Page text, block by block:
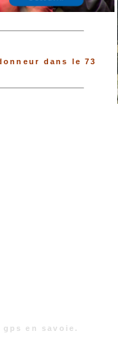
dans le 73
gps en savoie.